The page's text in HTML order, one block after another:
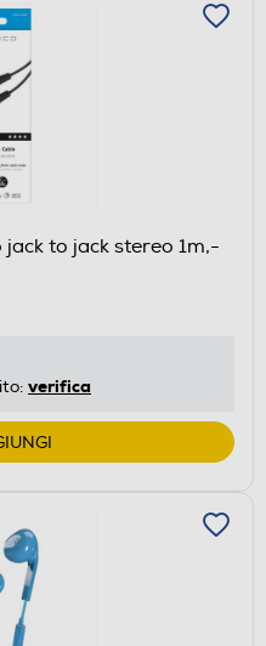
to jack stereo 1m,-
verifica